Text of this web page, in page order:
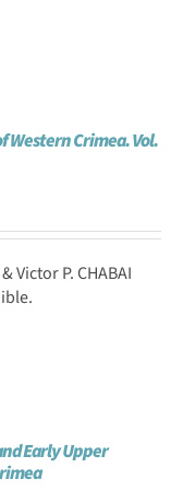
Western Crimea. Vol.
Victor P. CHABAI
Early Upper